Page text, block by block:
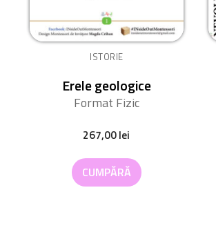
ISTORIE
Erele geologice
Format Fizic
267,00lei
CUMPĂRĂ